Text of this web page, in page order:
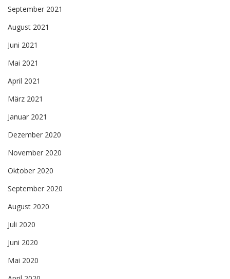
September 2021
August 2021
Juni 2021
Mai 2021
April 2021
März 2021
Januar 2021
Dezember 2020
November 2020
Oktober 2020
September 2020
August 2020
Juli 2020
Juni 2020
Mai 2020